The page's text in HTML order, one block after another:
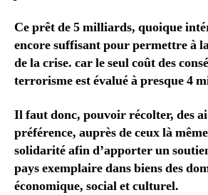
Ce prêt de 5 milliards, quoique
encore suffisant pour permettre à
de la crise. car le seul coût des
terrorisme est évalué à presque 4
Il faut donc, pouvoir récolter, des
préférence, auprès de ceux là
solidarité afin d’apporter un
pays exemplaire dans biens des
économique, social et culturel.